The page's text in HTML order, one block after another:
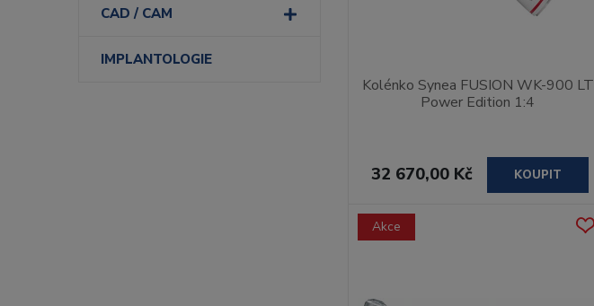
CAD / CAM
IMPLANTOLOGIE
Kolénko Synea FUSION WK-900 LT
Power Edition 1:4
32 670,00 Kč KOUPIT
Akce